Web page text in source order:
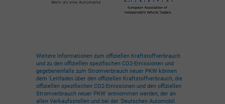
Weitere Informationen zum offiziellen Kraftstoffverbrauch
und zu den offiziellen spezifischen CO2-Emissionen und
gegebenenfalls zum Stromverbrauch neuer PKW können
dem 'Leitfaden über den offiziellen Kraftstoffverbrauch, die
offiziellen spezifischen CO2-Emissionen und den offiziellen
Stromverbrauch neuer PKW' entnommen werden, der an
allen Verkaufsstellen und bei der 'Deutschen Automobil